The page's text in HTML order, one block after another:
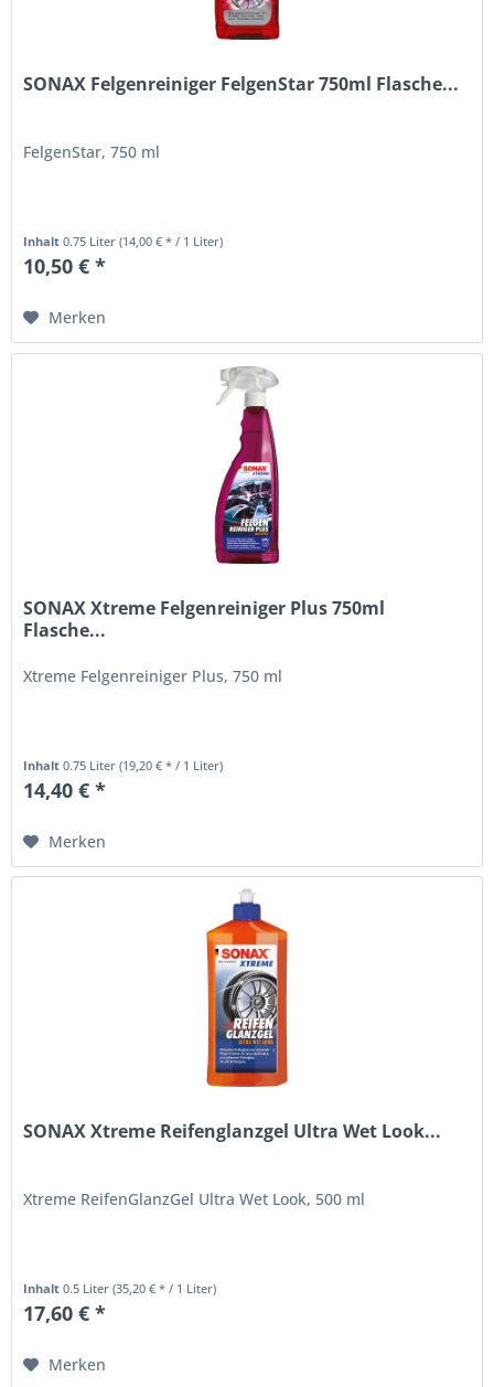
SONAX Felgenreiniger FelgenStar 750ml Flasche...
FelgenStar, 750 ml
Inhalt0.75 Liter(14,00 € * / 1 Liter)
10,50 € *
Merken
SONAX Xtreme Felgenreiniger Plus 750ml
Flasche...
Xtreme Felgenreiniger Plus, 750 ml
Inhalt0.75 Liter(19,20 € * / 1 Liter)
14,40 € *
Merken
SONAX Xtreme Reifenglanzgel Ultra Wet Look...
Xtreme ReifenGlanzGel Ultra Wet Look, 500 ml
Inhalt0.5 Liter(35,20 € * / 1 Liter)
17,60 € *
Merken